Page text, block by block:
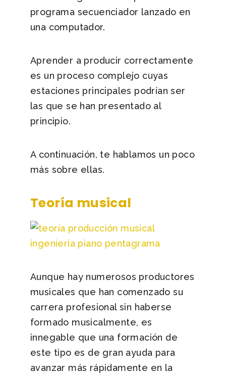
programa secuenciador lanzado en
una computador.
Aprender a producir correctamente
es un proceso complejo cuyas
estaciones principales podrían ser
las que se han presentado al
principio.
A continuación, te hablamos un poco
más sobre ellas.
Teoría musical
Aunque hay numerosos productores
musicales que han comenzado su
carrera profesional sin haberse
formado musicalmente, es
innegable que una formación de
este tipo es de gran ayuda para
avanzar más rápidamente en la